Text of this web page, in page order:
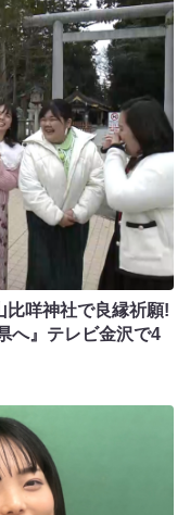
比咩神社で良縁祈願!
へ』テレビ金沢で4